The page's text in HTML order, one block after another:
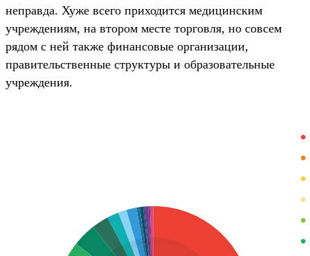
неправда. Хуже всего приходится медицинским
учреждениям, на втором месте торговля, но совсем
рядом с ней также финансовые организации,
правительственные структуры и образовательные
учреждения.